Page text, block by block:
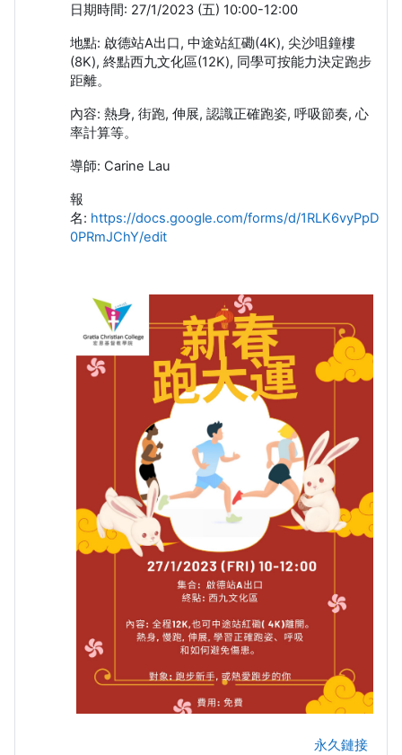
日期時間: 27/1/2023 (五) 10:00-12:00
地點: 啟德站A出口, 中途站紅磡(4K), 尖沙咀鐘樓
(8K), 終點西九文化區(12K), 同學可按能力決定跑步
距離。
內容: 熱身, 街跑, 伸展, 認識正確跑姿, 呼吸節奏, 心
率計算等。
導師: Carine Lau
報
名: https://docs.google.com/forms/d/
0PRmJChY/edit
永久鏈接